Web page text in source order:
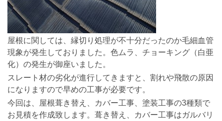
屋根に関しては、縁切り処理が不十分だったのか毛細血管
現象が発生しておりました。色ムラ、チョーキング（白亜
化）の発生が御座いました。
スレート材の劣化が進行してきますと、割れや飛散の原因
になりますので早めの工事が必要です。
今回は、屋根葺き替え、カバー工事、塗装工事の3種類で
お見積を作成致します。葺き替え、カバー工事はガルバリ